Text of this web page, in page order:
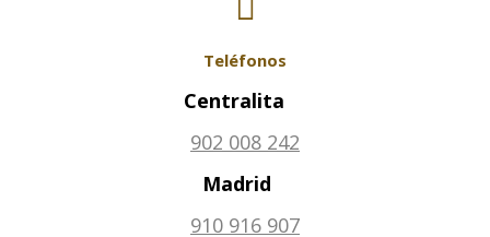
Teléfonos
Centralita
902 008 242
Madrid
910 916 907